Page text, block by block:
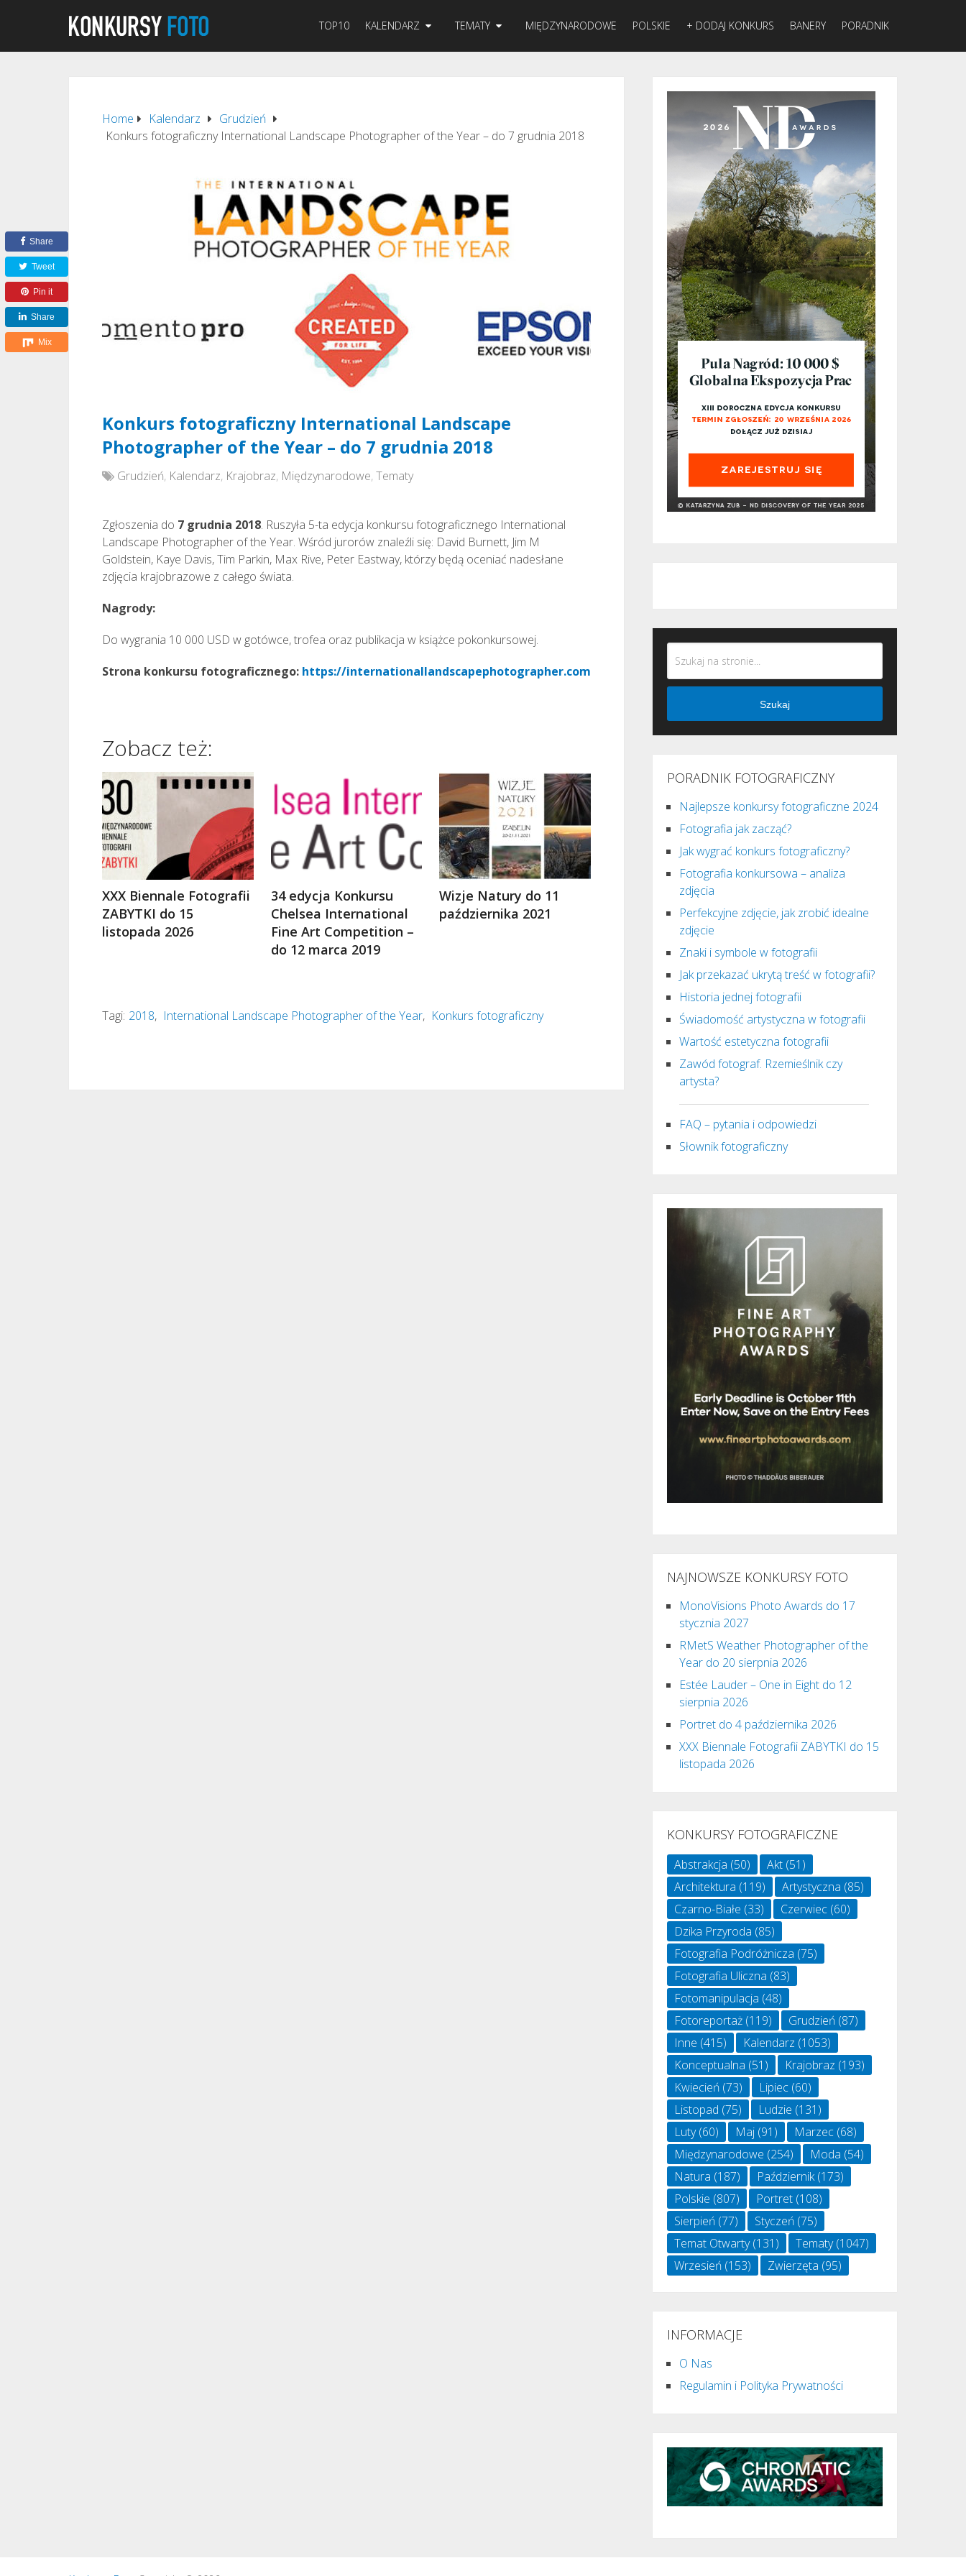
TOP10 KALENDARZ TEMATY MIĘDZYNARODOWE POLSKIE + DODAJ KONKURS BANERY PORADNIK
Home Kalendarz
Grudzień
Konkurs fotograficzny International Landscape Photographer of the Year – do 7 grudnia 2018
Konkurs fotograficzny International Landscape
Photographer of the Year – do 7 grudnia 2018
Grudzień, Kalendarz, Krajobraz, Międzynarodowe,Tematy
Zgłoszenia do 7 grudnia 2018. Ruszyła 5-ta edycja konkursu fotograficznego International
Landscape Photographer of the Year. Wśród jurorów znaleźli się: David Burnett, Jim M
Goldstein, Kaye Davis, Tim Parkin, Max Rive, Peter Eastway, którzy będą oceniać nadesłane
zdjęcia krajobrazowe z całego świata.
Nagrody:
Do wygrania 10 000 USD w gotówce, trofea oraz publikacja w książce pokonkursowej.
Strona konkursu fotograficznego: https://internationallandscapephotographer.com
Share
Tweet
Pin it
Share
Mix
Zobacz też:
XXX Biennale Fotografii
ZABYTKI do 15
listopada 2026
34 edycja Konkursu
Chelsea International
Fine Art Competition –
do 12 marca 2019
Wizje Natury do 11
października 2021
Tagi: 2018, International Landscape Photographer of the Year, Konkurs fotograficzny
Szukaj
PORADNIK FOTOGRAFICZNY
Najlepsze konkursy fotograficzne 2024
Fotografia jak zacząć?
Jak wygrać konkurs fotograficzny?
Fotografia konkursowa – analiza
zdjęcia
Perfekcyjne zdjęcie, jak zrobić idealne
zdjęcie
Znaki i symbole w fotografii
Jak przekazać ukrytą treść w fotografii?
Historia jednej fotografii
Świadomość artystyczna w fotografii
Wartość estetyczna fotografii
Zawód fotograf. Rzemieślnik czy
artysta?
FAQ – pytania i odpowiedzi
Słownik fotograficzny
NAJNOWSZE KONKURSY FOTO
MonoVisions Photo Awards do 17
stycznia 2027
RMetS Weather Photographer of the
Year do 20 sierpnia 2026
Estée Lauder – One in Eight do 12
sierpnia 2026
Portret do 4 października 2026
XXX Biennale Fotografii ZABYTKI do 15
listopada 2026
KONKURSY FOTOGRAFICZNE
Abstrakcja (50) Akt (51)
Architektura (119) Artystyczna (85)
Czarno-Białe (33) Czerwiec (60)
Dzika Przyroda (85)
Fotografia Podróżnicza (75)
Fotografia Uliczna (83)
Fotomanipulacja (48)
Fotoreportaż (119) Grudzień (87)
Inne (415) Kalendarz (1053)
Konceptualna (51) Krajobraz (193)
Kwiecień (73) Lipiec (60)
Listopad (75) Ludzie (131)
Luty(60) Maj (91) Marzec (68)
Międzynarodowe (254) Moda (54)
Natura (187) Październik(173)
Polskie (807) Portret (108)
Sierpień (77) Styczeń (75)
Temat Otwarty(131) Tematy(1047)
Wrzesień (153) Zwierzęta (95)
INFORMACJE
O Nas
Regulamin i Polityka Prywatności